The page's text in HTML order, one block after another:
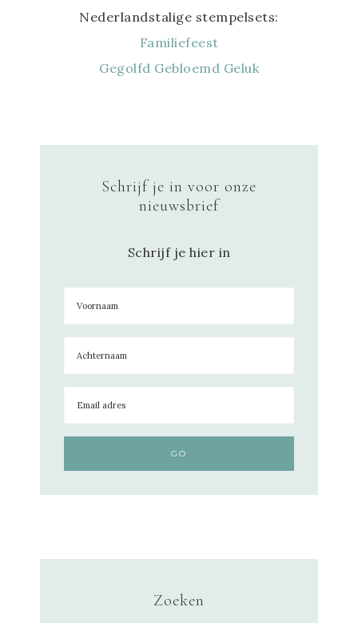
Nederlandstalige stempelsets:
Familiefeest
Gegolfd Gebloemd Geluk
Schrijf je in voor onze
nieuwsbrief
Schrijf je hier in
Zoeken